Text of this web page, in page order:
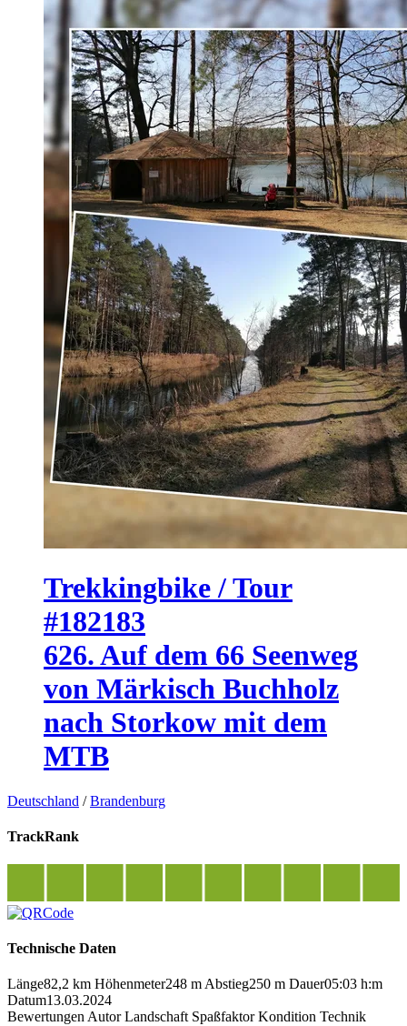
Trekkingbike / Tour
#182183
626. Auf dem 66 Seenweg
von Märkisch Buchholz
nach Storkow mit dem
MTB
Deutschland /Brandenburg
TrackRank
Technische Daten
Länge82,2 km Höhenmeter248 m Abstieg250 m Dauer05:03 h:m
Datum13.03.2024
Bewertungen Autor Landschaft Spaßfaktor Kondition Technik